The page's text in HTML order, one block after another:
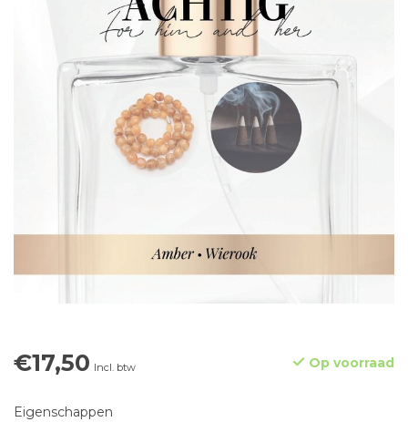
€17,50 Incl. btw Op voorraad
Eigenschappen